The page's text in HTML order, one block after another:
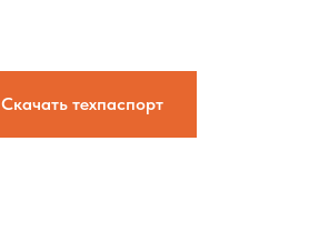
Скачать техпаспорт